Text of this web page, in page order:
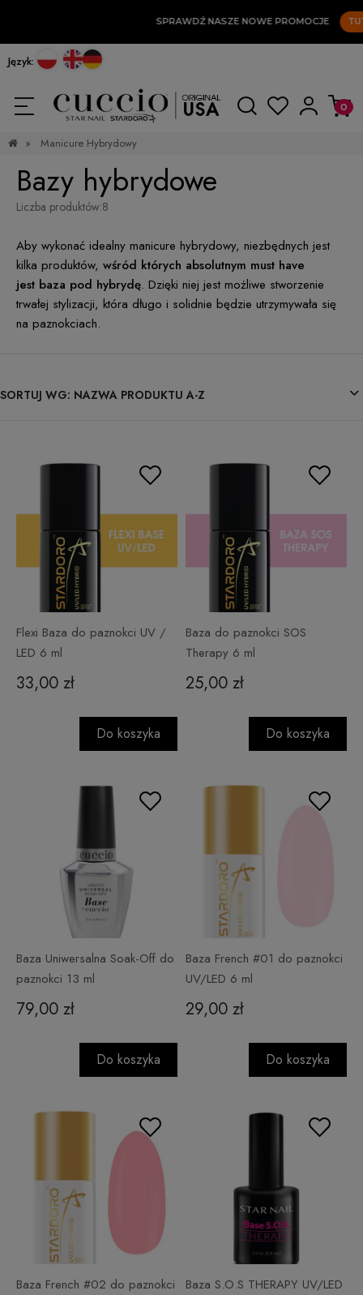
SPRAWDŹ NASZE NOWE PROMOCJE
Język:
» Manicure Hybrydowy
Bazy hybrydowe
Liczba produktów:8
Aby wykonać idealny manicure hybrydowy, niezbędnych jest
kilka produktów, wśród których absolutnym must have
jest baza pod hybrydę. Dzięki niej jest możliwe stworzenie
trwałej stylizacji, która długo i solidnie będzie utrzymywała się
na paznokciach.
SORTUJ WG: NAZWA PRODUKTU A-Z
Flexi Baza do paznokci UV /
LED 6 ml
33,00 zł
Do koszyka
Baza do paznokci SOS
Therapy 6 ml
25,00 zł
Do koszyka
Baza Uniwersalna Soak-Off do
paznokci 13 ml
79,00 zł
Do koszyka
Baza French #01 do paznokci
UV/LED 6 ml
29,00 zł
Do koszyka
Baza French #02 do paznokci
Baza S.O.S THERAPY UV/LED